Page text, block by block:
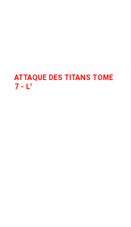
ATTAQUE DES TITANS TOME
7 - L'